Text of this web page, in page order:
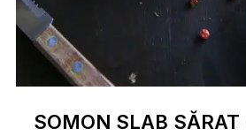
SOMON SLAB SĂRAT